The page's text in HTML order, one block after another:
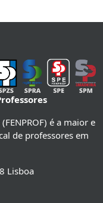
é a maior e
de professores em
Lisboa